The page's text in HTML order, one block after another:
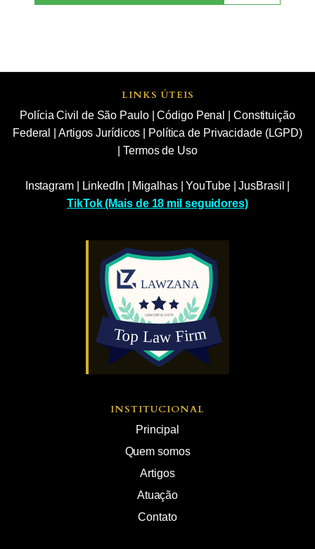
LINKS ÚTEIS
Polícia Civil de São Paulo|Código Penal
Constituição
Federal
Artigos Jurídicos
Política de Privacidade (LGPD)
|Termos de Uso
Instagram| LinkedIn Migalhas|YouTube|JusBrasil
TikTok (Mais de 18 mil seguidores)
INSTITUCIONAL
Principal
Quem somos
Artigos
Atuação
Contato